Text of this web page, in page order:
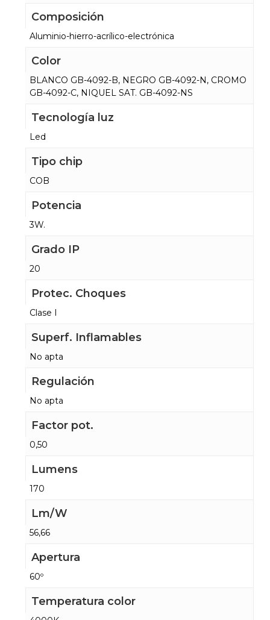
Composición
Aluminio-hierro-acrílico-electrónica
Color
BLANCO GB-4092-B, NEGRO GB-4092-N, CROMO
GB-4092-C, NIQUEL SAT. GB-4092-NS
Tecnología luz
Led
Tipo chip
COB
Potencia
3W.
Grado IP
20
Protec. Choques
Clase I
Superf. Inflamables
No apta
Regulación
No apta
Factor pot.
0,50
Lumens
170
Lm/W
56,66
Apertura
60º
Temperatura color